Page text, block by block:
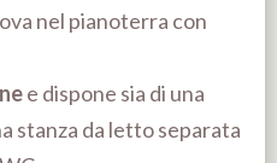
nel pianoterra con
e dispone sia di una
stanza da letto separata